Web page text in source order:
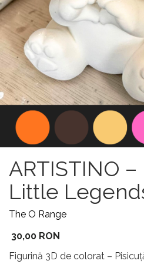
ARTISTINO –
Little
The O Range
30,00 RON
Figurină 3D de colorat –